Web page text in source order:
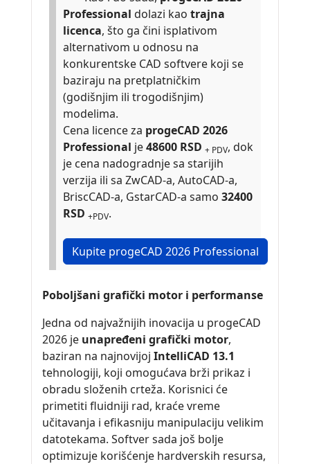
Professional dolazi kao trajna
licenca, što ga čini isplativom
alternativom u odnosu na
konkurentske CAD softvere koji se
baziraju na pretplatničkim
(godišnjim ili trogodišnjim)
modelima.
Cena licence za progeCAD 2026
Professional je48600 RSD + PDV, dok
je cena nadogradnje sa starijih
verzija ili sa ZwCAD-a, AutoCAD-a,
BriscCAD-a, GstarCAD-a samo 32400
RSD +PDV.
Kupite progeCAD 2026 Professional
Poboljšani grafički motor i performanse
Jedna od najvažnijih inovacija u progeCAD
2026 je unapređeni grafički motor,
baziran na najnovijoj IntelliCAD 13.1
tehnologiji, koji omogućava brži prikaz i
obradu složenih crteža. Korisnici će
primetiti fluidniji rad, kraće vreme
učitavanja i efikasniju manipulaciju velikim
datotekama. Softver sada još bolje
optimizuje korišćenje hardverskih resursa,